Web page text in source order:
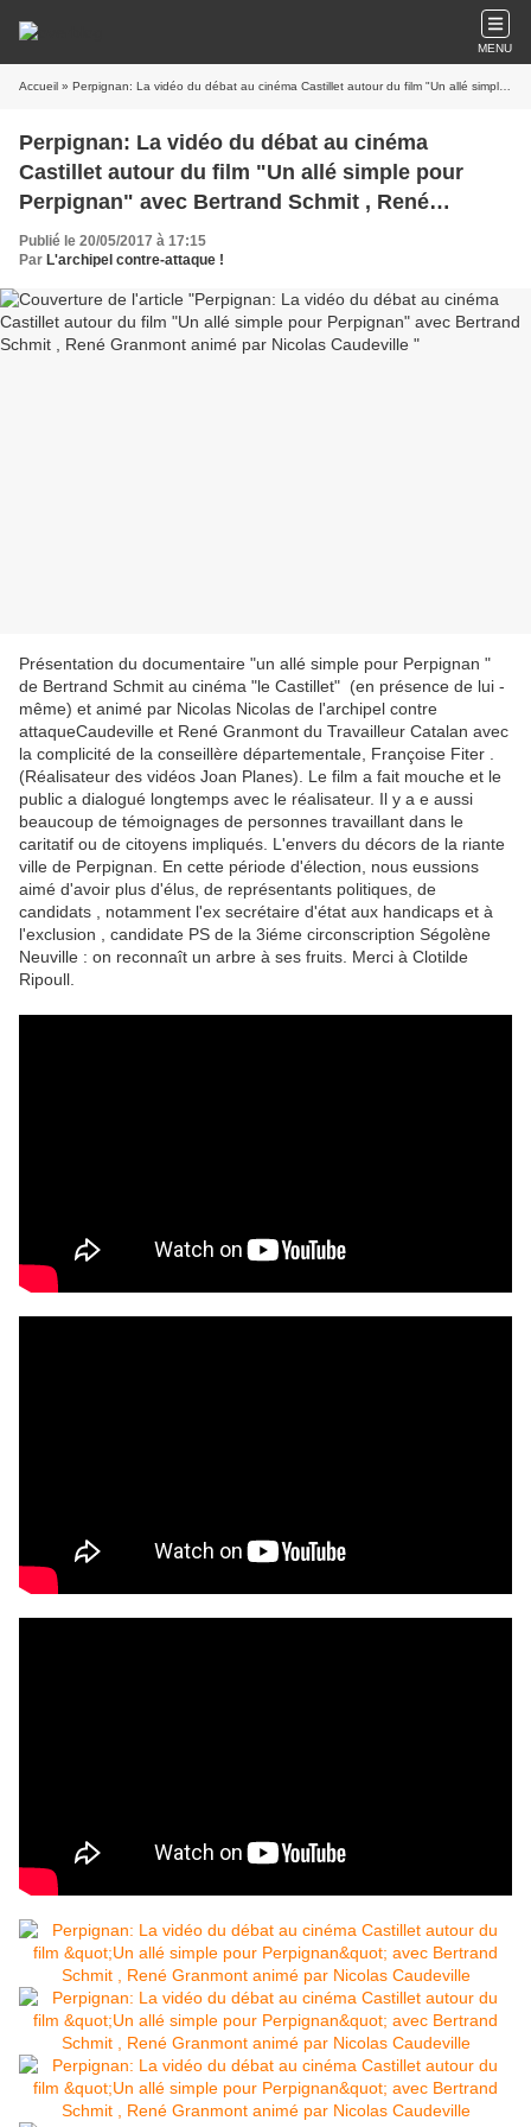
MENU
Accueil » Perpignan: La vidéo du débat au cinéma Castillet autour du film "Un allé simple pour Perpignan" avec Bertrand Schmit , René Granmont animé par Nicolas Caudeville
Perpignan: La vidéo du débat au cinéma
Castillet autour du film "Un allé simple pour
Perpignan" avec Bertrand Schmit , René
Granmont animé par Nicolas Caudeville
Publié le 20/05/2017 à 17:15
Par L'archipel contre-attaque !
Présentation du documentaire "un allé simple pour Perpignan "
de Bertrand Schmit au cinéma "le Castillet" (en présence de lui -
même) et animé par Nicolas Nicolas de l'archipel contre
attaqueCaudeville et René Granmont du Travailleur Catalan avec
la complicité de la conseillère départementale, Françoise Fiter .
(Réalisateur des vidéos Joan Planes). Le film a fait mouche et le
public a dialogué longtemps avec le réalisateur. Il y a e aussi
beaucoup de témoignages de personnes travaillant dans le
caritatif ou de citoyens impliqués. L'envers du décors de la riante
ville de Perpignan. En cette période d'élection, nous eussions
aimé d'avoir plus d'élus, de représentants politiques, de
candidats , notamment l'ex secrétaire d'état aux handicaps et à
l'exclusion , candidate PS de la 3iéme circonscription Ségolène
Neuville : on reconnaît un arbre à ses fruits. Merci à Clotilde
Ripoull.